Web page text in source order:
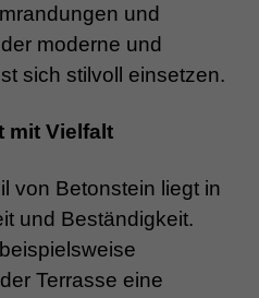
und
moderne und
sich stilvoll einsetzen.
mit Vielfalt
von Betonstein liegt in
und Beständigkeit.
Terrasse eine